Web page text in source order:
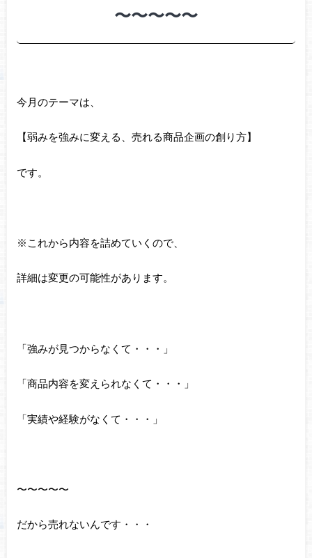
〜〜〜〜〜
今月のテーマは、
【弱みを強みに変える、売れる商品企画の創り方】
です。
※これから内容を詰めていくので、
詳細は変更の可能性があります。
「強みが見つからなくて・・・」
「商品内容を変えられなくて・・・」
「実績や経験がなくて・・・」
〜〜〜〜〜
だから売れないんです・・・